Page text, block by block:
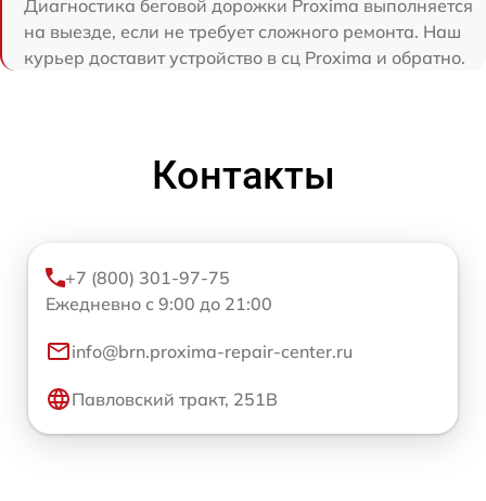
Диагностика беговой дорожки Proxima выполняется
на выезде, если не требует сложного ремонта. Наш
курьер доставит устройство в сц Proxima и обратно.
Контакты
+7 (800) 301-97-75
Ежедневно с 9:00 до 21:00
info@brn.proxima-repair-center.ru
Павловский тракт, 251В